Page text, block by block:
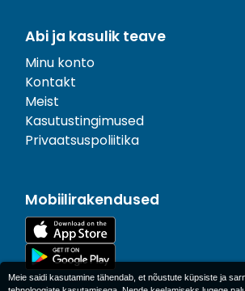
Abi ja kasulik teave
Minu konto
Kontakt
Meist
Kasutustingimused
Privaatsuspoliitika
Mobiilirakendused
Meie saidi kasutamine tähendab, et nõustute küpsiste ja